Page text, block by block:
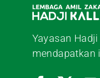
Yayasan
mendapatkan